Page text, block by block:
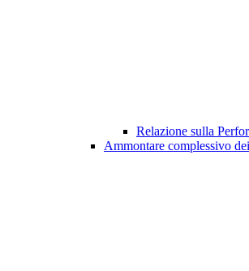
Relazione sulla
Ammontare complessivo